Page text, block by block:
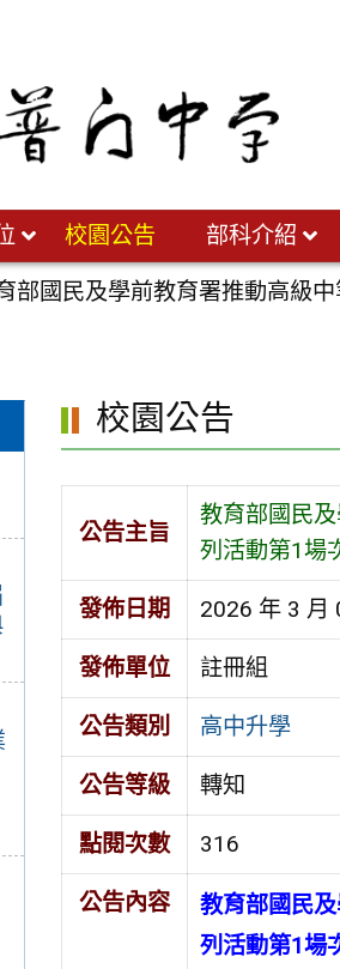
校園公告 部科介紹
部國民及學前教育署推動高級
校園公告
公告主旨
教育部國民
列活動第1場
發佈日期 2026 年 3 月
發佈單位 註冊組
公告類別 高中升學
公告等級 轉知
點閱次數 316
公告內容
教育部國民
列活動第1場